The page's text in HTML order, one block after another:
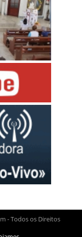
- Todos os Direitos